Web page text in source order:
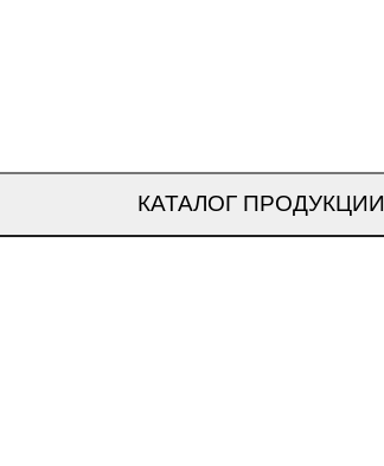
КАТАЛОГ ПРОДУКЦИИ